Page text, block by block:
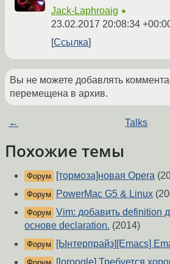
Jack-Laphroaig ★
23.02.2017 20:08:34
Ссылка
Вы не можете добавлять
перемещена в архив.
← Talks
Похожие темы
Форум [тормоза]новая Opera
Форум PowerMac G5 & Linux
Форум Vim: добавить definition
основе declaration. (2014)
Форум [Ынтерпрайз][Emacs]
[loroogle] Требуется